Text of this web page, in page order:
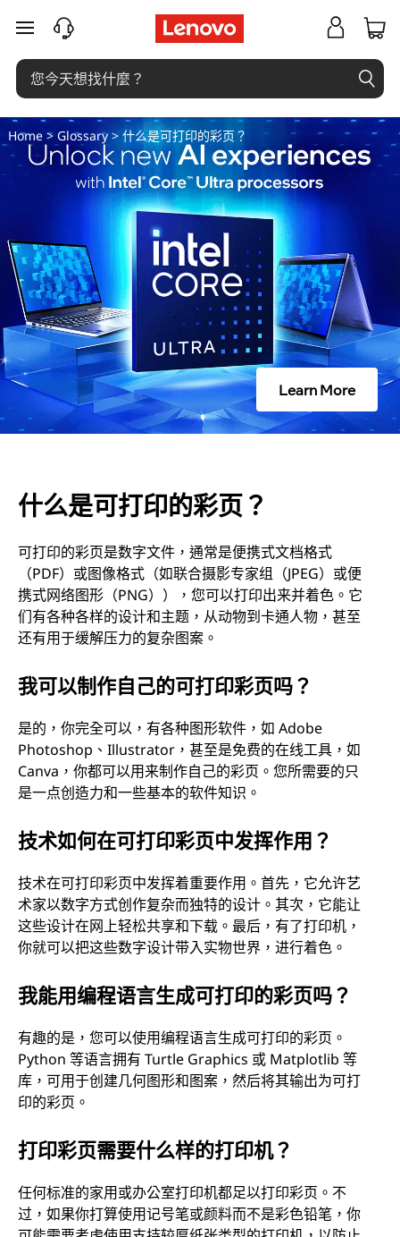
什
么
是
可
打
的
彩
页
？
跳至主要內容
Home> Glossary> 什么是可打印的彩页？
Learn More
什么是可打印的彩页？
可打印的彩页是数字文件，通常是便携式文档格式
（PDF）或图像格式（如联合摄影专家组（JPEG）或便
携式网络图形（PNG）），您可以打印出来并着色。它
们有各种各样的设计和主题，从动物到卡通人物，甚至
还有用于缓解压力的复杂图案。
我可以制作自己的可打印彩页吗？
是的，你完全可以，有各种图形软件，如 Adobe
Photoshop、Illustrator，甚至是免费的在线工具，如
Canva，你都可以用来制作自己的彩页。您所需要的只
是一点创造力和一些基本的软件知识。
技术如何在可打印彩页中发挥作用？
技术在可打印彩页中发挥着重要作用。首先，它允许艺
术家以数字方式创作复杂而独特的设计。其次，它能让
这些设计在网上轻松共享和下载。最后，有了打印机，
你就可以把这些数字设计带入实物世界，进行着色。
我能用编程语言生成可打印的彩页吗？
有趣的是，您可以使用编程语言生成可打印的彩页。
Python 等语言拥有 Turtle Graphics 或 Matplotlib 等
库，可用于创建几何图形和图案，然后将其输出为可打
印的彩页。
打印彩页需要什么样的打印机？
任何标准的家用或办公室打印机都足以打印彩页。不
过，如果你打算使用记号笔或颜料而不是彩色铅笔，你